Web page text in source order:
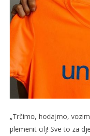
„Trčimo, hodajmo,
plemenit cilj! Sve to za